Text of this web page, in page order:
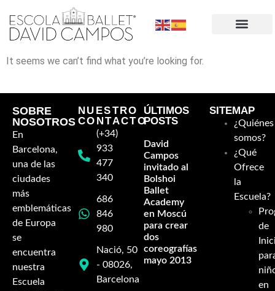
It seems we can’t find what you’re looking for.
SOBRE
NOSOTROS
En
Barcelona,
una de las
ciudades
más
emblemáticas
de Europa
se
encuentra
nuestra
Escuela
NUESTRO
CONTACTO
(+34)
933
477
340
686
846
980
Nació, 50
- 08026,
Barcelona
ÚLTIMOS
POSTS
David
Campos
invitado al
Bolshoi
Ballet
Academy
en Moscú
para crear
dos
coreografías-
mayo 2013
SITEMAP
¿Quiénes
somos?
¿Qué
Ofrece
la
Escuela?
de
en